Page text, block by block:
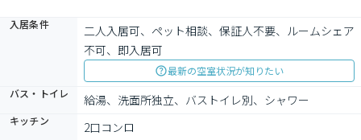
入居条件
二人入居可、ペット相談、保証人不要、ルームシェア
不可、即入居可
最新の空室状況が知りたい
バス・トイレ
給湯、洗面所独立、バストイレ別、シャワー
キッチン 2口コンロ